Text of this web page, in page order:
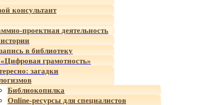
консультант
проектная деятельность
в библиотеку
грамотность»
загадки
Библиокопилка
Online-ресурсы для специалистов